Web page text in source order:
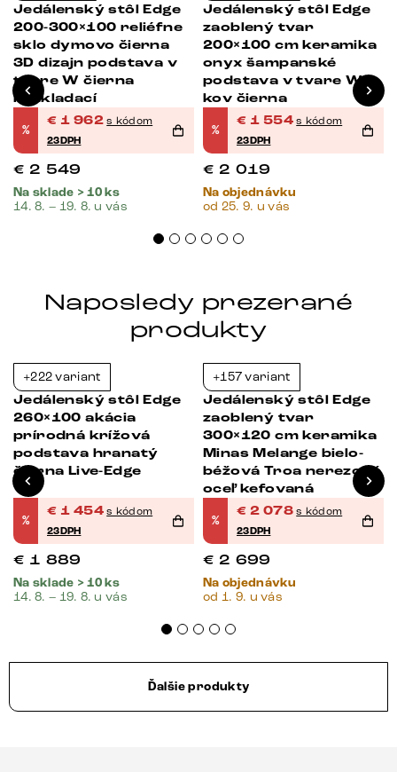
Jedálenský stôl Edge
200-300×100 reliéfne
sklo dymovo čierna
3D dizajn podstava v
tvare W čierna
rozkladací
%
€ 1 962 s kódom
23DPH
€ 2 549
Na sklade > 10 ks
14. 8. – 19. 8. u vás
Jedálenský stôl Edge
zaoblený tvar
200×100 cm keramika
onyx šampanské
podstava v tvare W
kov čierna
%
€ 1 554 s kódom
23DPH
€ 2 019
Na objednávku
od 25. 9. u vás
Naposledy prezerané
produkty
+222 variant
Jedálenský stôl Edge
260×100 akácia
prírodná krížová
podstava hranatý
čierna Live-Edge
%
€ 1 454 s kódom
23DPH
€ 1 889
Na sklade > 10 ks
14. 8. – 19. 8. u vás
+157 variant
Jedálenský stôl Edge
zaoblený tvar
300×120 cm keramika
Minas Melange bielo-
béžová Troa nerezová
oceľ kefovaná
%
€ 2 078 s kódom
23DPH
€ 2 699
Na objednávku
od 1. 9. u vás
Ďalšie produkty